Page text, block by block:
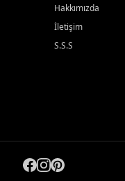
Hakkımızda
İletişim
S.S.S